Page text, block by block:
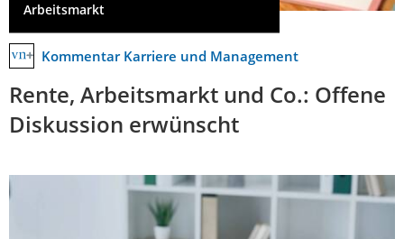
Arbeitsmarkt
Kommentar Karriere und Management
Rente, Arbeitsmarkt und Co.: Offene
Diskussion erwünscht